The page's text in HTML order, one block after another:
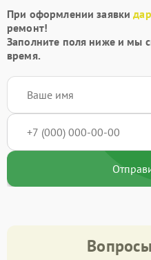
При оформлении заявки
ремонт!
Заполните поля ниже и мы
время.